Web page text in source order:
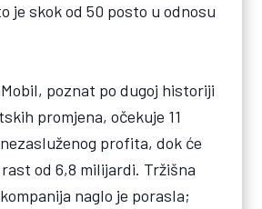
je skok od 50 posto u odnosu
poznat po dugoj historiji
promjena, očekuje 11
profita, dok će
od 6,8 milijardi. Tržišna
naglo je porasla;